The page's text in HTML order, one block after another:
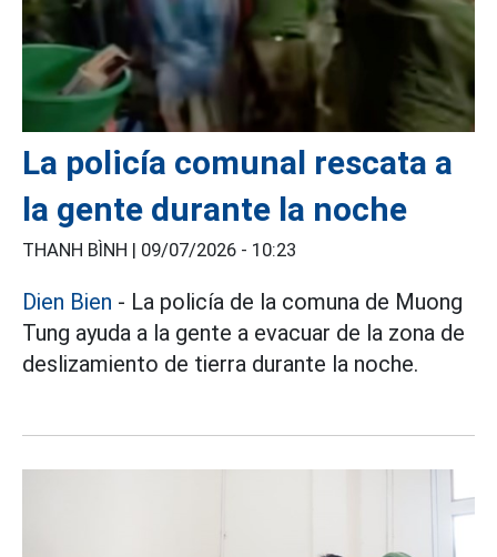
La policía comunal rescata a
la gente durante la noche
THANH BÌNH | 09/07/2026 - 10:23
Dien Bien - La policía de la comuna de Muong
Tung ayuda a la gente a evacuar de la zona de
deslizamiento de tierra durante la noche.